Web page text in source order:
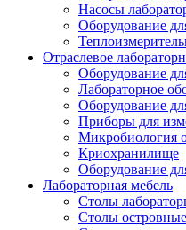
Насосы
Оборудование
Отраслевое
Оборудование
Лабораторное
Оборудование
Приборы для
Микробиология
Криохранилище
Оборудование
Лабораторная мебель
Столы
Столы